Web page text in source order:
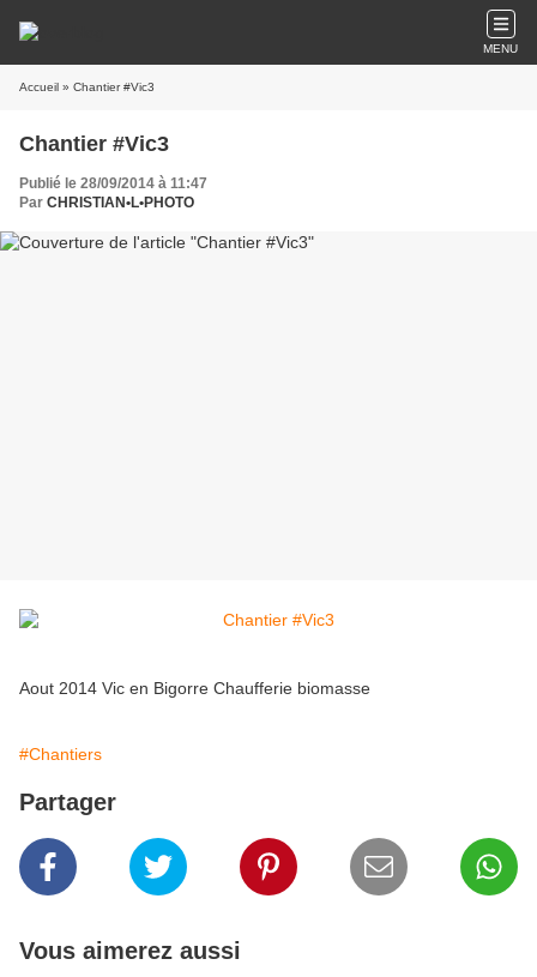
MENU
Accueil » Chantier #Vic3
Chantier #Vic3
Publié le 28/09/2014 à 11:47
Par CHRISTIAN•L•PHOTO
Aout 2014 Vic en Bigorre Chaufferie biomasse
#Chantiers
Partager
Vous aimerez aussi